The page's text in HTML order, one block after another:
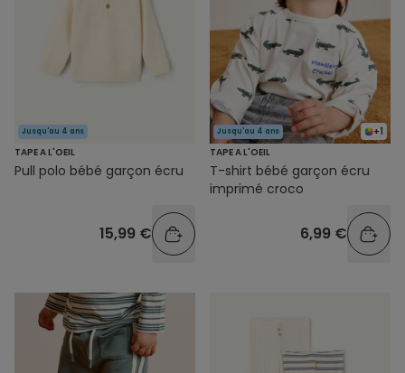
Jusqu'au 4 ans
TAPE A L'OEIL
Pull polo bébé garçon écru
15,99 €
+1
Jusqu'au 4 ans
TAPE A L'OEIL
T-shirt bébé garçon écru
imprimé croco
6,99 €